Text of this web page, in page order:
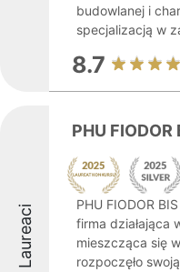
budowlanej i
specjalizacją w
8.7
Laureaci
PHU
PHU FIODOR
firma działająca
mieszcząca się
rozpoczęło